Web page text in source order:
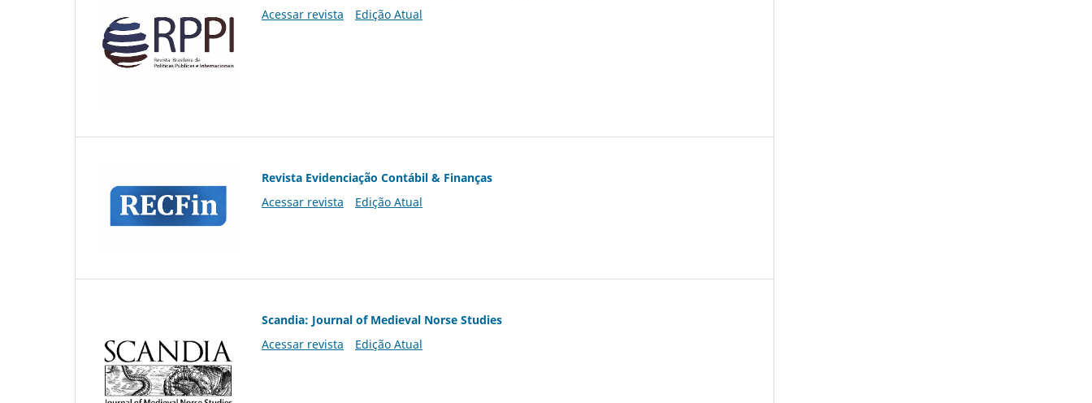
Acessar revista
Edição Atual
Revista Evidenciação Contábil & Finanças
Acessar revista
Edição Atual
Scandia: Journal of Medieval Norse Studies
Acessar revista
Edição Atual